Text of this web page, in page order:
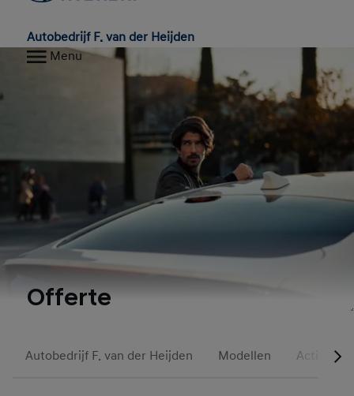
Autobedrijf F. van der Heijden
Menu
Offerte
Autobedrijf F. van der Heijden Modellen Acties